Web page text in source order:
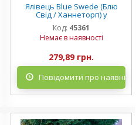
Ялівець Blue Swede (Блю
Свід / Ханнеторп) у
контейнері 2 л
Код: 45361
Немає в наявності
279,89 грн.
Повідомити про